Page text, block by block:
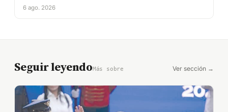
6 ago. 2026
Seguir leyendoMás sobre Ver sección →